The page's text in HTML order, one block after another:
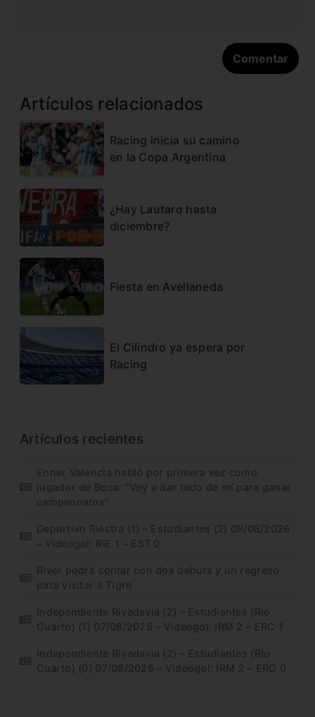
Artículos relacionados
Racing inicia su camino
en la Copa Argentina
¿Hay Lautaro hasta
diciembre?
Fiesta en Avellaneda
El Cilindro ya espera por
Racing
Artículos recientes
Enner Valencia habló por primera vez como
jugador de Boca: “Voy a dar todo de mí para ganar
campeonatos”
Deportivo Riestra (1) – Estudiantes (2) 08/08/2026
– Videogol: RIE 1 – EST 0
River podrá contar con dos debuts y un regreso
para visitar a Tigre
Independiente Rivadavia (2) – Estudiantes (Río
Cuarto) (1) 07/08/2026 – Videogol: IRM 2 – ERC 1
Independiente Rivadavia (2) – Estudiantes (Río
Cuarto) (0) 07/08/2026 – Videogol: IRM 2 – ERC 0